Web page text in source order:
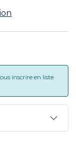
inscrire en liste